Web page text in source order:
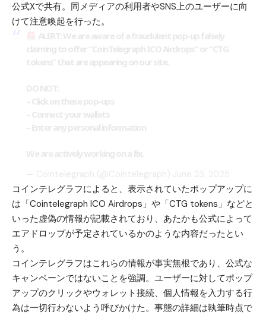
公式Xで共有。同メディアの利用者やSNS上のユーザーに向
けて注意喚起を行った。
コインテレグラフによると、表示されていたポップアップに
は「Cointelegraph ICO Airdrops」や「CTG tokens」などと
いった虚偽の情報が記載されており、あたかも公式によって
エアドロップが予定されているかのような内容だったとい
う。
コインテレグラフはこれらの情報が事実無根であり、公式な
キャンペーンではないことを強調。ユーザーに対してポップ
アップのクリックやウォレット接続、個人情報を入力する行
為は一切行わないよう呼びかけた。事態の詳細は執筆時点で